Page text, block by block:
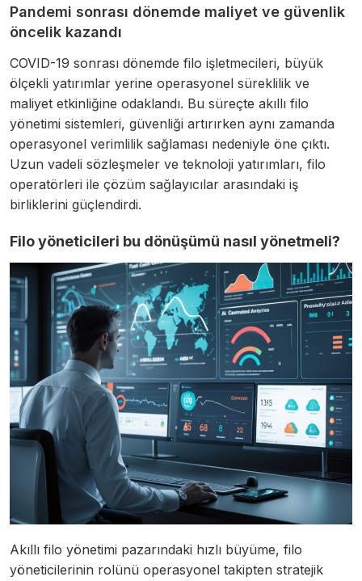
Pandemi sonrası dönemde maliyet ve güvenlik
öncelik kazandı
COVID-19 sonrası dönemde filo işletmecileri, büyük
ölçekli yatırımlar yerine operasyonel süreklilik ve
maliyet etkinliğine odaklandı. Bu süreçte akıllı filo
yönetimi sistemleri, güvenliği artırırken aynı zamanda
operasyonel verimlilik sağlaması nedeniyle öne çıktı.
Uzun vadeli sözleşmeler ve teknoloji yatırımları, filo
operatörleri ile çözüm sağlayıcılar arasındaki iş
birliklerini güçlendirdi.
Filo yöneticileri bu dönüşümü nasıl yönetmeli?
Akıllı filo yönetimi pazarındaki hızlı büyüme, filo
yöneticilerinin rolünü operasyonel takipten stratejik